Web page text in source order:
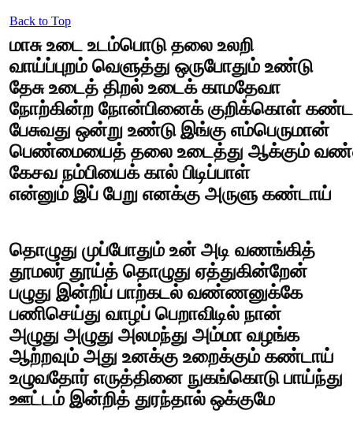
Back to Top
மாசு உடை உடம்பொடு தலை உலறி
வாய்ப்புறம் வெளுத்து ஒருபோதும் உண்டு
தேசு உடைத் திறல் உடைக் காமதேவா
நோற்கின்ற நோன்பினைக் குறிக்கொள்
பேசுவது ஒன்று உண்டு இங்கு எம்பெருமான்
பெண்மையைத் தலை உடைத்து ஆக்கும்
கேசவ நம்பியைக் கால் பிடிப்பாள்
என்னும் இப் பேறு எனக்கு அருளு கண்டாய்
தொழுது முப்போதும் உன் அடி வணங்கித்
தூமலர் தூய்த் தொழுது ஏத்துகின்றேன்
பழுது இன்றிப் பாற்கடல் வண்ணனுக்கே
பணிசெய்து வாழப் பெறாவிடில் நான்
அழுது அழுது அலமந்து அம்மா வழங்க
ஆற்றவும் அது உனக்கு உறைக்கும் கண்டாய்
உழுவதோர் எருத்தினை நுகங்கொடு பாய்ந்து
ஊட்டம் இன்றித் துரந்தால் ஒக்குமே